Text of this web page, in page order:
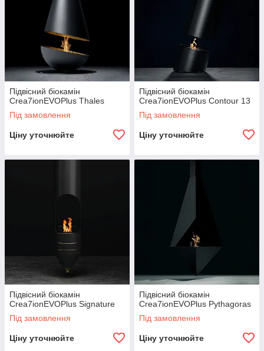
Підвісний біокамін
Crea7ionEVOPlus Thales
Під замовлення
Ціну уточнюйте
Підвісний біокамін
Crea7ionEVOPlus Contour 13
Під замовлення
Ціну уточнюйте
Підвісний біокамін
Crea7ionEVOPlus Signature
Під замовлення
Ціну уточнюйте
Підвісний біокамін
Crea7ionEVOPlus Pythagoras
Під замовлення
Ціну уточнюйте